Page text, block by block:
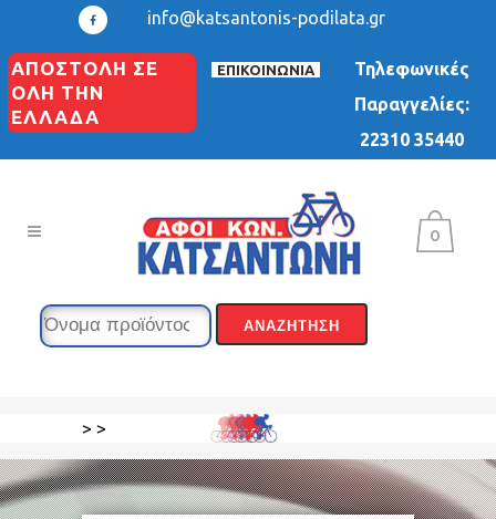
info@katsantonis-podilata.gr
ΑΠΟΣΤΟΛΗ ΣΕ
ΟΛΗ ΤΗΝ
ΕΛΛΑΔΑ
ΕΠΙΚΟΙΝΩΝΙΑ
Τηλεφωνικές
Παραγγελίες:
22310 35440
0
> >